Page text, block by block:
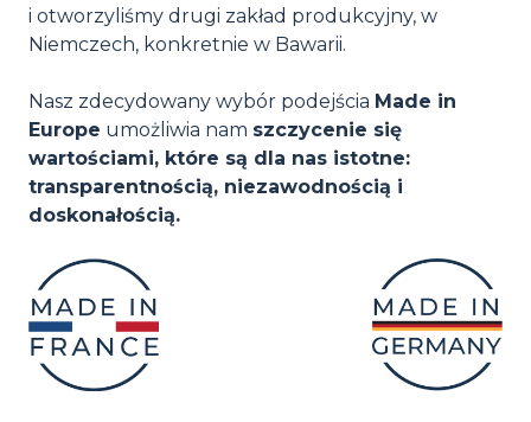
i otworzyliśmy drugi zakład produkcyjny, w
Niemczech, konkretnie w Bawarii.
Nasz zdecydowany wybór podejścia Made in
Europe umożliwia nam szczycenie się
wartościami, które są dla nas istotne:
transparentnością, niezawodnością i
doskonałością.